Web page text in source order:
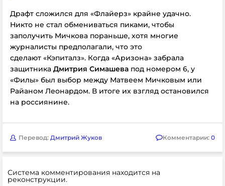
Драфт сложился для «Флайерз» крайне удачно.
Никто не стал обмениваться пиками, чтобы
заполучить Мичкова пораньше, хотя многие
журналисты предполагали, что это
сделают «Кэпиталз». Когда «Аризона» забрала
защитника Дмитрия Симашева под номером 6, у
«Филы» был выбор между Матвеем Мичковым или
Райаном Леонардом. В итоге их взгляд остановился
на россиянине.
Перевод: Дмитрий Жуков Комментарии: 0
Система комментирования находится на
реконструкции.